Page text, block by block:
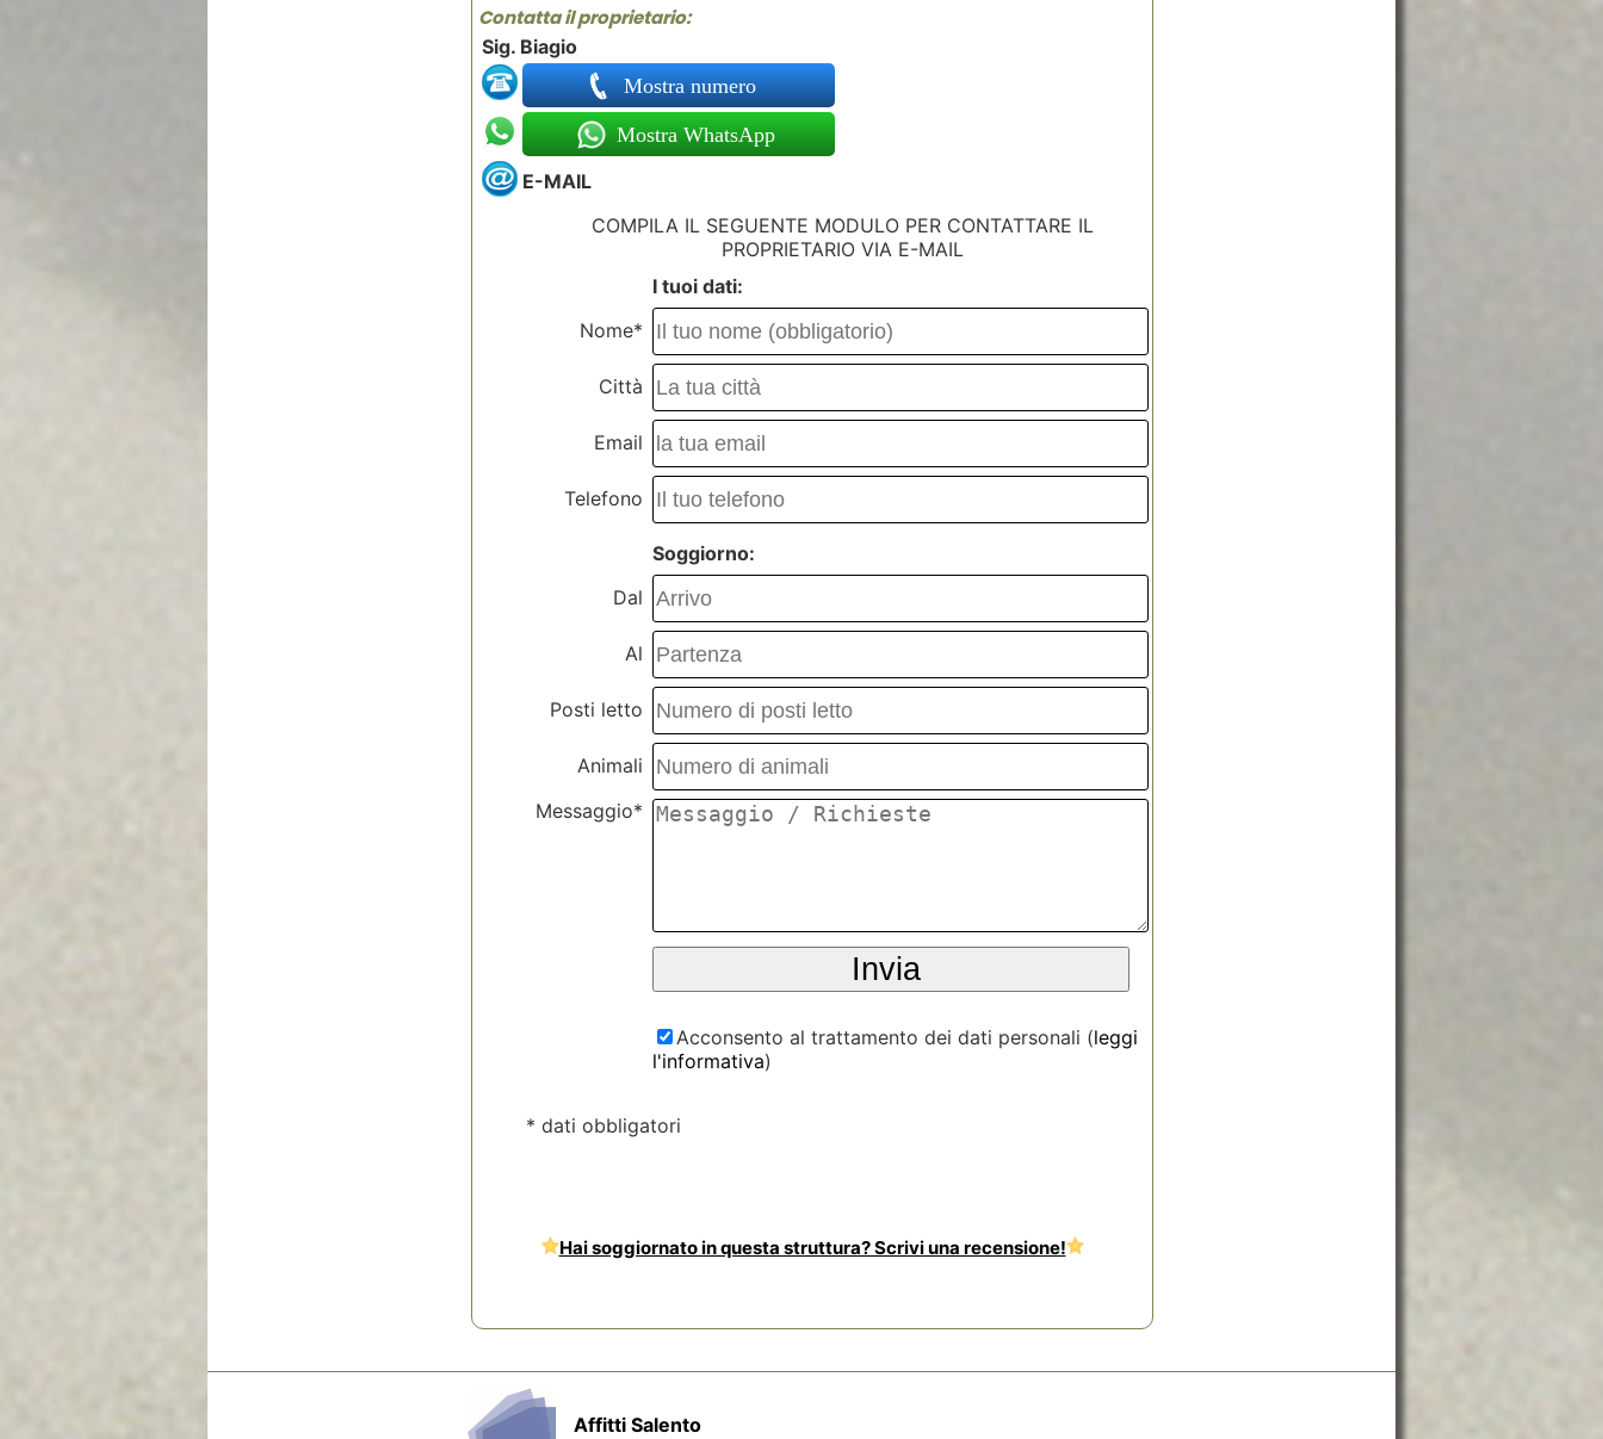
Contatta il proprietario:
Sig. Biagio
Mostra numero
Mostra WhatsApp
E-MAIL
COMPILA IL SEGUENTE MODULO PER CONTATTARE IL
PROPRIETARIO VIA E-MAIL
I tuoi dati:
Nome*
Città
Email
Telefono
Soggiorno:
Dal
Al
Posti letto
Animali
Messaggio*
Acconsento al trattamento dei dati personali (leggi
l'informativa)
* dati obbligatori
Hai soggiornato in questa struttura? Scrivi una recensione!
Affitti Salento